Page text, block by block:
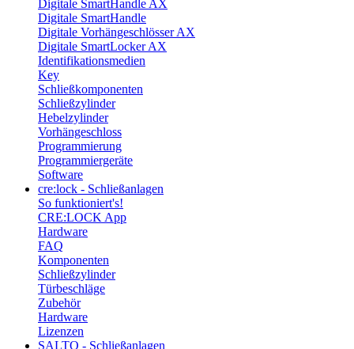
Digitale SmartHandle AX
Digitale SmartHandle
Digitale Vorhängeschlösser AX
Digitale SmartLocker AX
Identifikationsmedien
Key
Schließkomponenten
Schließzylinder
Hebelzylinder
Vorhängeschloss
Programmierung
Programmiergeräte
Software
cre:lock - Schließanlagen
So funktioniert's!
CRE:LOCK App
Hardware
FAQ
Komponenten
Schließzylinder
Türbeschläge
Zubehör
Hardware
Lizenzen
SALTO - Schließanlagen